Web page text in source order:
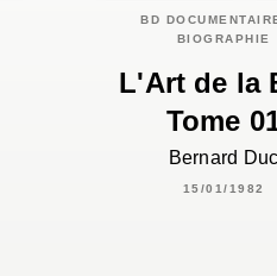
BD
BIOGRAPHIE
L'Art de la
Tome
Bernard Duc
15/01/1982